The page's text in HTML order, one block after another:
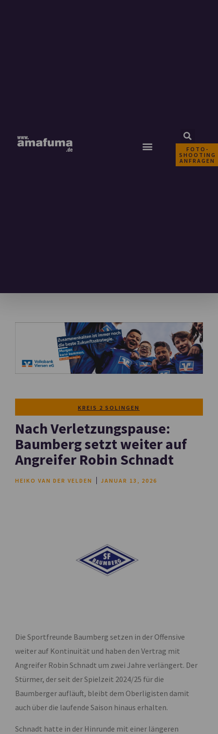
FOTO-
SHOOTING
ANFRAGEN
KREIS 2 SOLINGEN
Nach Verletzungspause:
Baumberg setzt weiter auf
Angreifer Robin Schnadt
HEIKO VAN DER VELDEN JANUAR 13, 2026
Die Sportfreunde Baumberg setzen in der Offensive
weiter auf Kontinuität und haben den Vertrag mit
Angreifer Robin Schnadt um zwei Jahre verlängert. Der
Stürmer, der seit der Spielzeit 2024/25 für die
Baumberger aufläuft, bleibt dem Oberligisten damit
auch über die laufende Saison hinaus erhalten.
Schnadt hatte in der Hinrunde mit einer längeren